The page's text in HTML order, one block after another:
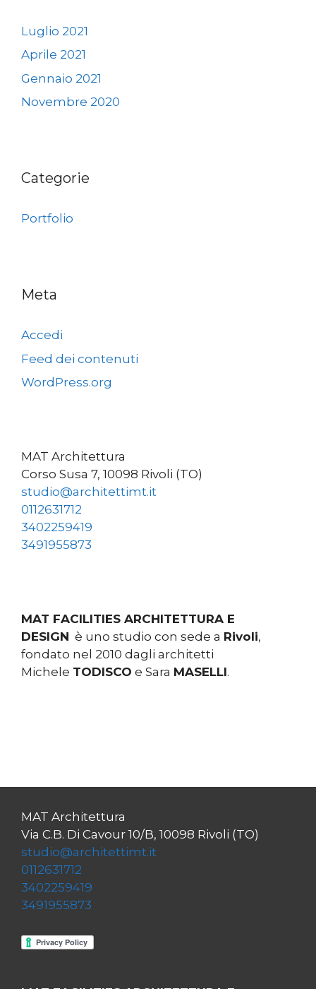
Luglio 2021
Aprile 2021
Gennaio 2021
Novembre 2020
Categorie
Portfolio
Meta
Accedi
Feed dei contenuti
WordPress.org
MAT Architettura
Corso Susa 7, 10098 Rivoli (TO)
studio@architettimt.it
0112631712
3402259419
3491955873
MAT FACILITIES ARCHITETTURA E
DESIGN è uno studio con sede a Rivoli,
fondato nel 2010 dagli architetti
Michele TODISCO e Sara MASELLI.
MAT Architettura
Via C.B. Di Cavour 10/B, 10098 Rivoli (TO)
studio@architettimt.it
0112631712
3402259419
3491955873